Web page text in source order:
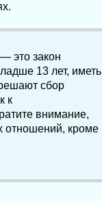
это закон
13 лет, иметь
сбор
к
внимание,
отношений, кроме